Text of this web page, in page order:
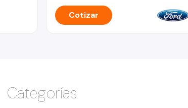
Cotizar
Categorías